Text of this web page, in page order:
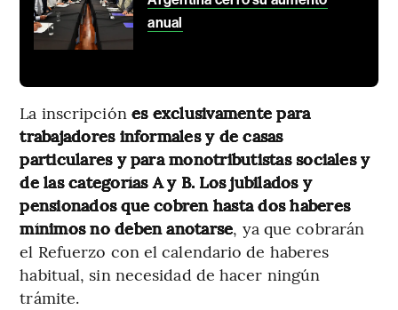
anual
La inscripciónes exclusivamente para
trabajadores informales y de casas
particulares y para monotributistas sociales y
de las categorías A y B. Los jubilados y
pensionados que cobren hasta dos haberes
mínimos no deben anotarse, ya que cobrarán
el Refuerzo con el calendario de haberes
habitual, sin necesidad de hacer ningún
trámite.